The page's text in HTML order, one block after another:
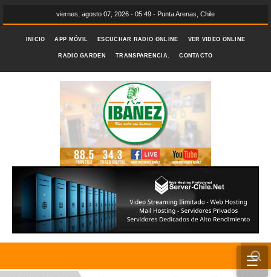
viernes, agosto 07, 2026 - 05:49 - Punta Arenas, Chile
INICIO APP MÓVIL ESCUCHAR RADIO ONLINE VER VIDEO ONLINE
RADIO GARDEN TRANSPARENCIA. CONTACTO
☰
INICIO